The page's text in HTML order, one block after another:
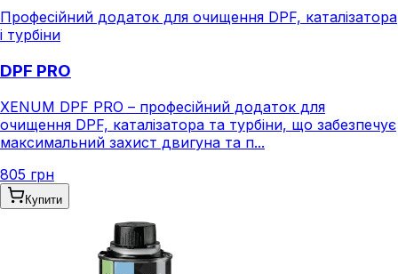
Професійний додаток для очищення DPF, каталізатора
і турбіни
DPF PRO
XENUM DPF PRO – професійний додаток для
очищення DPF, каталізатора та турбіни, що забезпечує
максимальний захист двигуна та п...
805 грн
Купити